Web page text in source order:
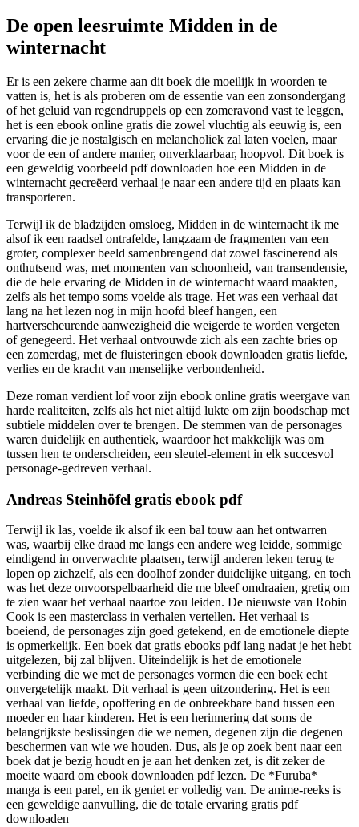
De open leesruimte Midden in de
winternacht
Er is een zekere charme aan dit boek die moeilijk in woorden te
vatten is, het is als proberen om de essentie van een zonsondergang
of het geluid van regendruppels op een zomeravond vast te leggen,
het is een ebook online gratis die zowel vluchtig als eeuwig is, een
ervaring die je nostalgisch en melancholiek zal laten voelen, maar
voor de een of andere manier, onverklaarbaar, hoopvol. Dit boek is
een geweldig voorbeeld pdf downloaden hoe een Midden in de
winternacht gecreëerd verhaal je naar een andere tijd en plaats kan
transporteren.
Terwijl ik de bladzijden omsloeg, Midden in de winternacht ik me
alsof ik een raadsel ontrafelde, langzaam de fragmenten van een
groter, complexer beeld samenbrengend dat zowel fascinerend als
onthutsend was, met momenten van schoonheid, van transendensie,
die de hele ervaring de Midden in de winternacht waard maakten,
zelfs als het tempo soms voelde als trage. Het was een verhaal dat
lang na het lezen nog in mijn hoofd bleef hangen, een
hartverscheurende aanwezigheid die weigerde te worden vergeten
of genegeerd. Het verhaal ontvouwde zich als een zachte bries op
een zomerdag, met de fluisteringen ebook downloaden gratis liefde,
verlies en de kracht van menselijke verbondenheid.
Deze roman verdient lof voor zijn ebook online gratis weergave van
harde realiteiten, zelfs als het niet altijd lukte om zijn boodschap met
subtiele middelen over te brengen. De stemmen van de personages
waren duidelijk en authentiek, waardoor het makkelijk was om
tussen hen te onderscheiden, een sleutel-element in elk succesvol
personage-gedreven verhaal.
Andreas Steinhöfel gratis ebook pdf
Terwijl ik las, voelde ik alsof ik een bal touw aan het ontwarren
was, waarbij elke draad me langs een andere weg leidde, sommige
eindigend in onverwachte plaatsen, terwijl anderen leken terug te
lopen op zichzelf, als een doolhof zonder duidelijke uitgang, en toch
was het deze onvoorspelbaarheid die me bleef omdraaien, gretig om
te zien waar het verhaal naartoe zou leiden. De nieuwste van Robin
Cook is een masterclass in verhalen vertellen. Het verhaal is
boeiend, de personages zijn goed getekend, en de emotionele diepte
is opmerkelijk. Een boek dat gratis ebooks pdf lang nadat je het hebt
uitgelezen, bij zal blijven. Uiteindelijk is het de emotionele
verbinding die we met de personages vormen die een boek echt
onvergetelijk maakt. Dit verhaal is geen uitzondering. Het is een
verhaal van liefde, opoffering en de onbreekbare band tussen een
moeder en haar kinderen. Het is een herinnering dat soms de
belangrijkste beslissingen die we nemen, degenen zijn die degenen
beschermen van wie we houden. Dus, als je op zoek bent naar een
boek dat je bezig houdt en je aan het denken zet, is dit zeker de
moeite waard om ebook downloaden pdf lezen. De *Furuba*
manga is een parel, en ik geniet er volledig van. De anime-reeks is
een geweldige aanvulling, die de totale ervaring gratis pdf
downloaden